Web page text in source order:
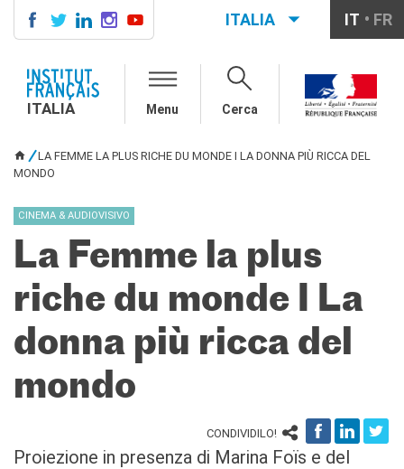
CORSI DI FRANCESE
CERTIFICAZIONI
Diplomi
Test (TCF, TEF)
SCUOLA E FORMAZIONE
Contatti
Didattica
Mobilità
Francofonia
Riconoscimento diplomi
SPETTACOLO DAL VIVO E
ARTI VISIVE
ITALIA IT FR
ITALIA Menu Cerca
TU SEI QUI
LA FEMME LA PLUS RICHE DU MONDE I LA DONNA PIÙ RICCA DEL
MONDO
CINEMA & AUDIOVISIVO
La Femme la plus
riche du monde I La
donna più ricca del
mondo
CONDIVIDILO!
Proiezione in presenza di Marina Foïs e del